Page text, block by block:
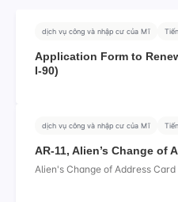
dịch vụ công và nhập cư của Mĩ
Application Form to
I‑90)
dịch vụ công và nhập cư của Mĩ
AR-11, Alien’s Change of
Alien's Change of Address Card